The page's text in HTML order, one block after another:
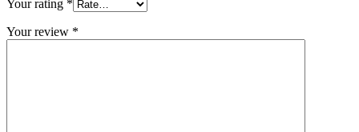
Your rating *
Your review *